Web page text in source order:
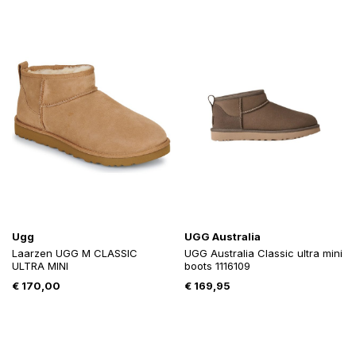
Ugg
Laarzen UGG M CLASSIC
ULTRA MINI
€ 170,00
UGG Australia
UGG Australia Classic ultra mini
boots 1116109
€169,95